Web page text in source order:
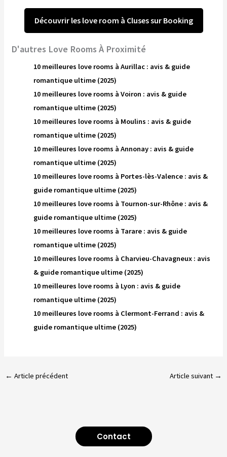
Découvrir les love room à Cluses sur Booking
D'autres Love Rooms À Proximité
10 meilleures love rooms à Aurillac : avis & guide
romantique ultime (2025)
10 meilleures love rooms à Voiron : avis & guide
romantique ultime (2025)
10 meilleures love rooms à Moulins : avis & guide
romantique ultime (2025)
10 meilleures love rooms à Annonay : avis & guide
romantique ultime (2025)
10 meilleures love rooms à Portes-lès-Valence : avis &
guide romantique ultime (2025)
10 meilleures love rooms à Tournon-sur-Rhône : avis &
guide romantique ultime (2025)
10 meilleures love rooms à Tarare : avis & guide
romantique ultime (2025)
10 meilleures love rooms à Charvieu-Chavagneux : avis
& guide romantique ultime (2025)
10 meilleures love rooms à Lyon : avis & guide
romantique ultime (2025)
10 meilleures love rooms à Clermont-Ferrand : avis &
guide romantique ultime (2025)
← Article précédent Article suivant →
Contact